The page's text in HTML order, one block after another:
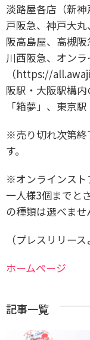
淡路屋各店（新
⼾阪急、神⼾⼤
阪⾼島屋、⾼槻阪
川⻄阪急、オン
（https://
阪駅・⼤阪駅構
「箱夢」、東京
※売り切れ次第終
す。
※オンラインスト
一人様3個までと
の種類は選べませ
（プレスリリース
ホームページ
記事一覧